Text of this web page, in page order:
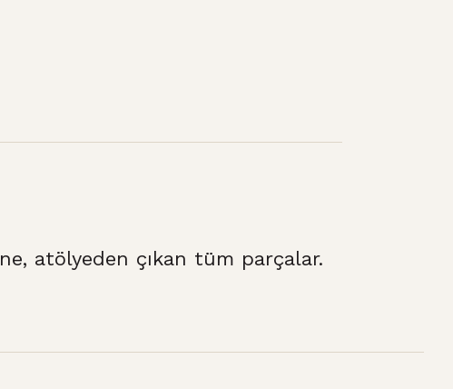
atölyeden çıkan tüm parçalar.